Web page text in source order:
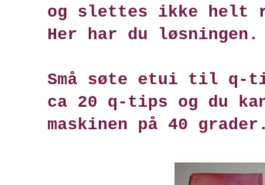
og slettes ikke helt
Her har du løsningen.
Små søte etui til q-
ca 20 q-tips og du
maskinen på 40